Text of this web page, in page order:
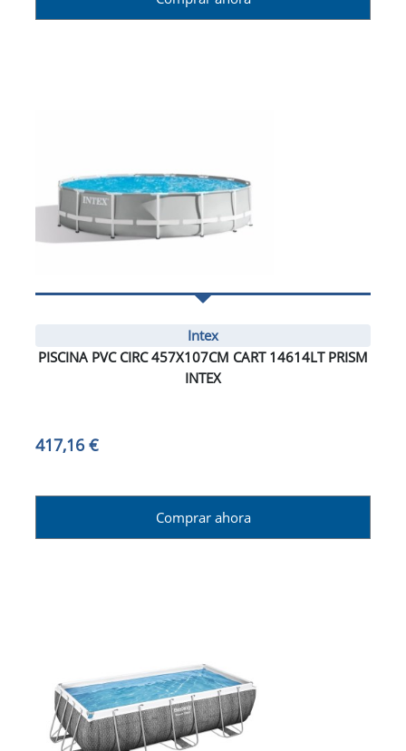
Intex
PISCINA PVC CIRC 457X107CM CART 14614LT PRISM
INTEX
417,16 €
Comprar ahora